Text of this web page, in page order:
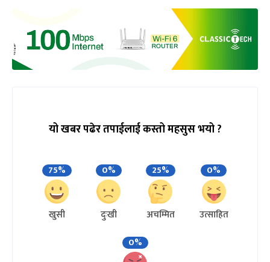
यो खबर पढेर तपाईलाई कस्तो महसुस भयो ?
75%
खुसी
0%
दुःखी
25%
अचम्मित
0%
उत्साहित
0%